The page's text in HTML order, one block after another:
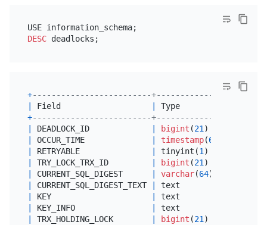
DESC
+-------------------------+---------------------
Field Type
+-------------------------+---------------------
DEADLOCK_ID bigint (21)
OCCUR_TIME timestamp(6
RETRYABLE tinyint(1)
TRY_LOCK_TRX_ID bigint (21) unsigned
CURRENT_SQL_DIGEST varchar(64)
CURRENT_SQL_DIGEST_TEXT text
KEY text
KEY_INFO text
TRX_HOLDING_LOCK bigint (21) unsigned